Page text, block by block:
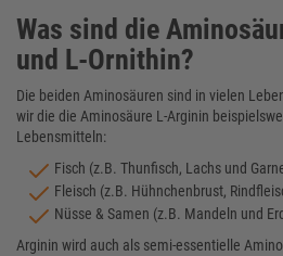
Was sind die
und L-Ornithin?
Die beiden Aminosäuren sind in vielen
wir die die Aminosäure L-Arginin
Lebensmitteln:
Fisch (z.B. Thunfisch, Lachs und
Fleisch (z.B. Hühnchenbrust,
Nüsse & Samen (z.B. Mandeln und
Arginin wird auch als semi-essentielle